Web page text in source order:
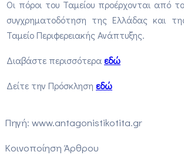
Οι πόροι του Ταμείου προέρχονται από
συγχρηματοδότηση της Ελλάδας και
Ταμείο Περιφερειακής Ανάπτυξης.
Διαβάστε περισσότερα εδώ
Δείτε την Πρόσκληση εδώ
Πηγή: www.antagonistikotita.gr
Κοινοποίηση Άρθρου